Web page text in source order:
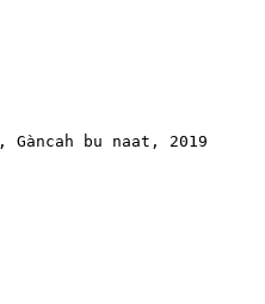
, Gàncah bu naat, 2019